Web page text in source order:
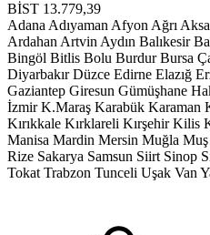
BİST 13.779,39
Adana Adıyaman Afyon Ağrı
Ardahan Artvin Aydın Balıkesir
Bingöl Bitlis Bolu Burdur Bursa
Diyarbakır Düzce Edirne Elazığ
Gaziantep Giresun Gümüşhane
İzmir K.Maraş Karabük Karaman
Kırıkkale Kırklareli Kırşehir Kilis
Manisa Mardin Mersin Muğla Muş
Rize Sakarya Samsun Siirt Sinop
Tokat Trabzon Tunceli Uşak Van